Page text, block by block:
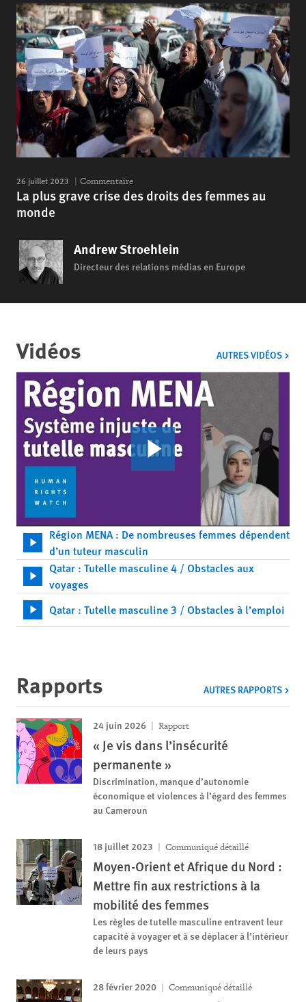
26 juillet 2023 Commentaire
La plus grave crise des droits des femmes au
monde
Andrew Stroehlein
Directeur des relations médias en Europe
Vidéos AUTRES VIDÉOS
Région MENA : De nombreuses femmes dépendent
d’un tuteur masculin
Qatar : Tutelle masculine 4 / Obstacles aux
voyages
Qatar : Tutelle masculine 3 / Obstacles à l’emploi
Rapports AUTRES RAPPORTS
24 juin 2026 Rapport
« Je vis dans l’insécurité
permanente »
Discrimination, manque d’autonomie
économique et violences à l’égard des femmes
au Cameroun
18 juillet 2023 Communiqué détaillé
Moyen-Orient et Afrique du Nord :
Mettre fin aux restrictions à la
mobilité des femmes
Les règles de tutelle masculine entravent leur
capacité à voyager et à se déplacer à l’intérieur
de leurs pays
28 février 2020 Communiqué détaillé